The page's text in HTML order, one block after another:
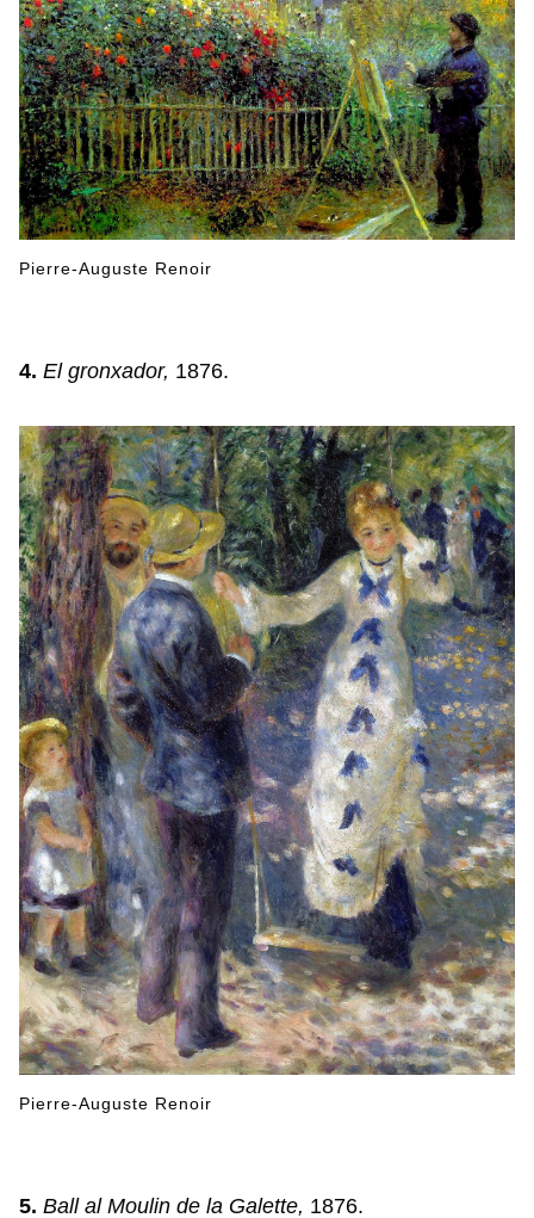
Pierre-Auguste Renoir
4. El gronxador, 1876.
Pierre-Auguste Renoir
5. Ball al Moulin de la Galette, 1876.